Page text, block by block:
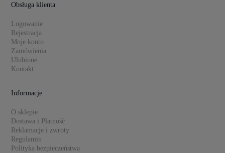
Obsługa klienta
Logowanie
Rejestracja
Moje konto
Zamówienia
Ulubione
Kontakt
Informacje
O sklepie
Dostawa i Płatność
Reklamacje i zwroty
Regulamin
Polityka bezpieczeństwa